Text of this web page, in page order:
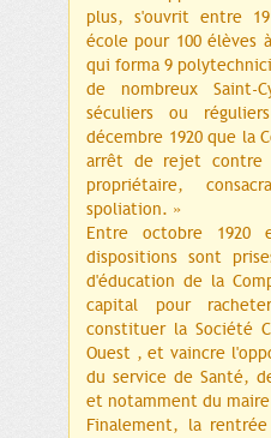
plus, s'ouvrit entre
école pour 100 élèves
qui forma 9
de nombreux Saint-
séculiers ou
décembre 1920 que la
arrêt de rejet contre
propriétaire,
spoliation. »
Entre octobre 1920
dispositions sont
d'éducation de la
capital pour
constituer la Société
Ouest , et vaincre
du service de Santé,
et notamment du maire
Finalement, la